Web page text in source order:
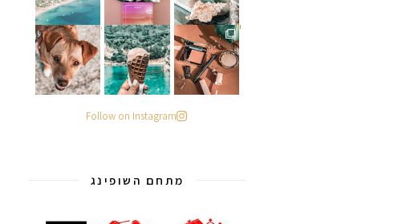
מישהו שיסתכל עליי ככה. . . #הסטודיושלקורין - פינה חדשה
Follow on Instagram
מתחם השופינג